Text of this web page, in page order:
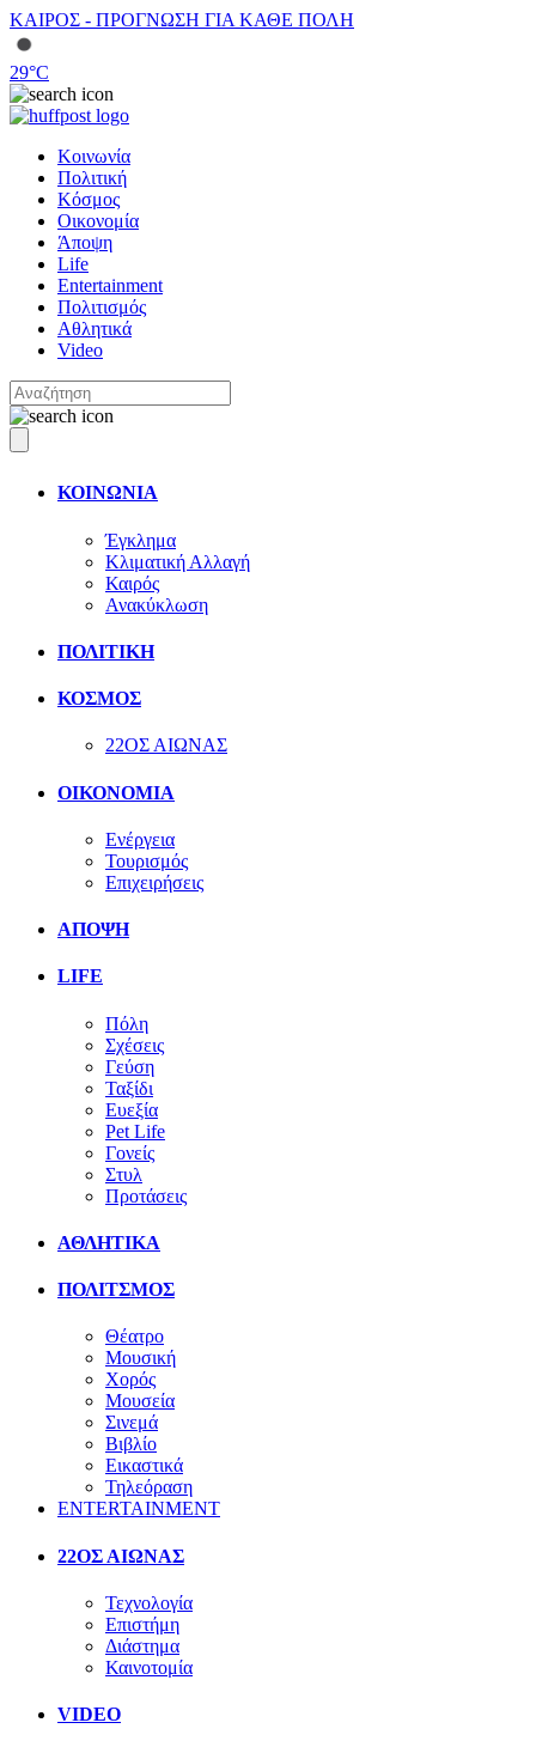
ΚΑΙΡΟΣ - ΠΡΟΓΝΩΣΗ ΓΙΑ ΚΑΘΕ ΠΟΛΗ
29°C
Κοινωνία
Πολιτική
Κόσμος
Οικονομία
Άποψη
Life
Entertainment
Πολιτισμός
Αθλητικά
Video
ΚΟΙΝΩΝΙΑ
Έγκλημα
Κλιματική Αλλαγή
Καιρός
Ανακύκλωση
ΠΟΛΙΤΙΚΗ
ΚΟΣΜΟΣ
22ΟΣ ΑΙΩΝΑΣ
ΟΙΚΟΝΟΜΙΑ
Ενέργεια
Τουρισμός
Επιχειρήσεις
ΑΠΟΨΗ
LIFE
Πόλη
Σχέσεις
Γεύση
Ταξίδι
Ευεξία
Pet Life
Γονείς
Στυλ
Προτάσεις
ΑΘΛΗΤΙΚΑ
ΠΟΛΙΤΣΜΟΣ
Θέατρο
Μουσική
Χορός
Μουσεία
Σινεμά
Βιβλίο
Εικαστικά
Τηλεόραση
ENTERTAINMENT
22ΟΣ ΑΙΩΝΑΣ
Τεχνολογία
Επιστήμη
Διάστημα
Καινοτομία
VIDEO